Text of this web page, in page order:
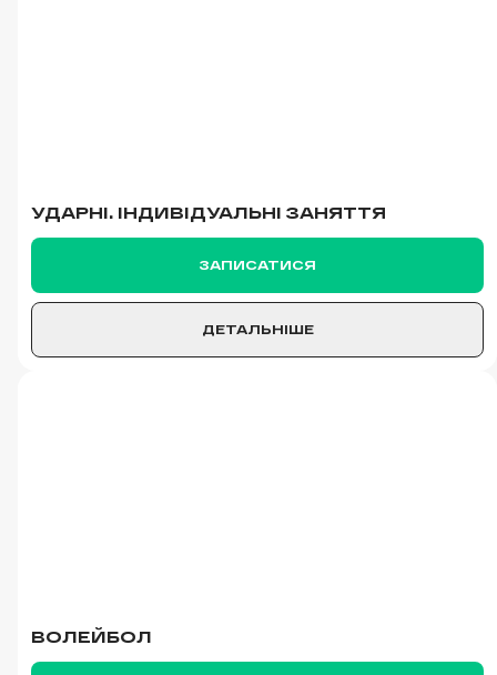
УДАРНІ. ІНДИВІДУАЛЬНІ ЗАНЯТТЯ
ЗАПИСАТИСЯ
ДЕТАЛЬНІШЕ
ВОЛЕЙБОЛ